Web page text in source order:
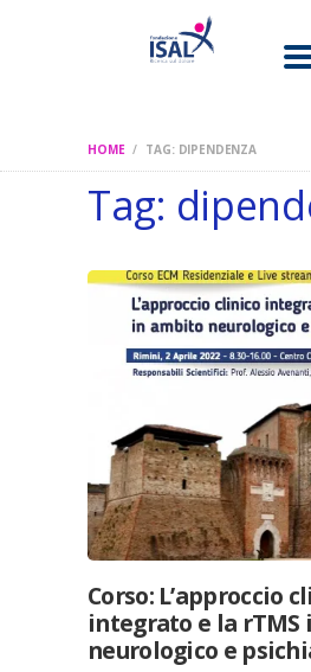
HOME TAG: DIPENDENZA
Tag:
CONOSCI IL
DOLORE
RICERCA
FORMAZIONE
CHI SIAMO
Corso: L’approccio
integrato e la
neurologico e